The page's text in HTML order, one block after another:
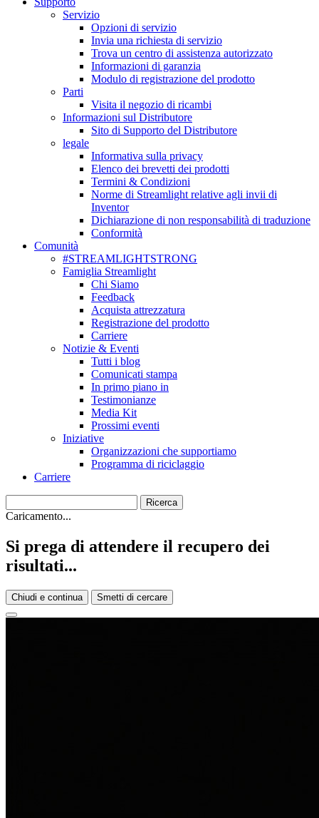
Servizio
Opzioni di servizio
Invia una richiesta di servizio
Trova un centro di assistenza autorizzato
Informazioni di garanzia
Modulo di registrazione del prodotto
Parti
Visita il negozio di ricambi
Informazioni sul Distributore
Sito di Supporto del Distributore
legale
Informativa sulla privacy
Elenco dei brevetti dei prodotti
Termini & Condizioni
Norme di Streamlight relative agli invii di
Inventor
Dichiarazione di non responsabilità di traduzione
Conformità
Comunità
#STREAMLIGHTSTRONG
Famiglia Streamlight
Chi Siamo
Feedback
Acquista attrezzatura
Registrazione del prodotto
Carriere
Notizie & Eventi
Tutti i blog
Comunicati stampa
In primo piano in
Testimonianze
Media Kit
Prossimi eventi
Iniziative
Organizzazioni che supportiamo
Programma di riciclaggio
Carriere
Caricamento...
Si prega di attendere il recupero dei
risultati...
Chiudi e continua Smetti di cercare